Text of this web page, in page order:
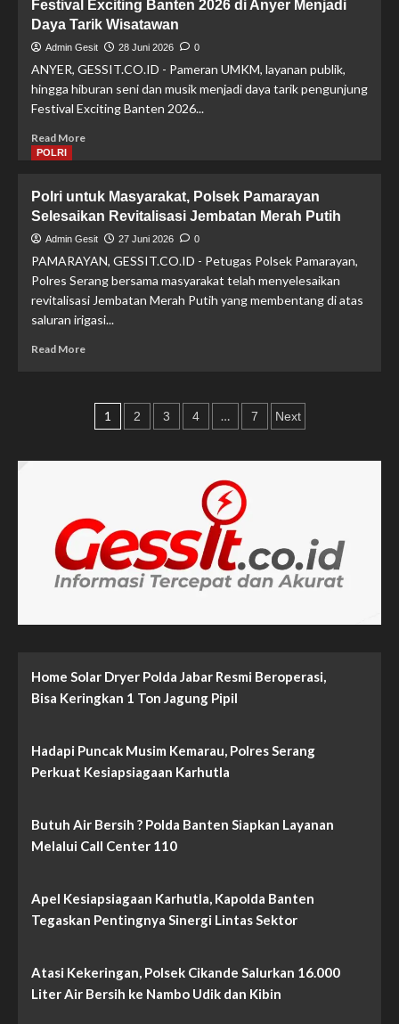
Pelaku
Curanmor
Lintas
Provinsi
Dibedil
Tim
Festival Exciting Banten 2026 di Anyer Menjadi
Daya Tarik Wisatawan
Admin Gesit 28 Juni 2026 0
ANYER, GESSIT.CO.ID - Pameran UMKM, layanan publik,
hingga hiburan seni dan musik menjadi daya tarik pengunjung
Festival Exciting Banten 2026...
Read MoreRead
Exciting
Banten
2026
di
Anyer
Menjadi
Daya
Tarik
POLRI
Polri untuk Masyarakat, Polsek Pamarayan
Selesaikan Revitalisasi Jembatan Merah Putih
Admin Gesit 27 Juni 2026 0
PAMARAYAN, GESSIT.CO.ID - Petugas Polsek Pamarayan,
Polres Serang bersama masyarakat telah menyelesaikan
revitalisasi Jembatan Merah Putih yang membentang di atas
saluran irigasi...
Read MoreRead
untuk
Masyarakat,
Pamarayan
Jembatan
Merah
Putih
Paginasi
1 2 3 4 … 7 Next
Home Solar Dryer Polda Jabar Resmi Beroperasi,
Bisa Keringkan 1 Ton Jagung Pipil
Hadapi Puncak Musim Kemarau, Polres Serang
Perkuat Kesiapsiagaan Karhutla
Butuh Air Bersih ? Polda Banten Siapkan Layanan
Melalui Call Center 110
Apel Kesiapsiagaan Karhutla, Kapolda Banten
Tegaskan Pentingnya Sinergi Lintas Sektor
Atasi Kekeringan, Polsek Cikande Salurkan 16.000
Liter Air Bersih ke Nambo Udik dan Kibin